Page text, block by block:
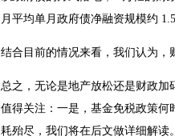
月平均单月政府债净融资规模约
结合目前的情况来看，我们认为，
总之，无论是地产放松还是财政
值得关注：一是，基金免税政策
耗殆尽，我们将在后文做详细解读